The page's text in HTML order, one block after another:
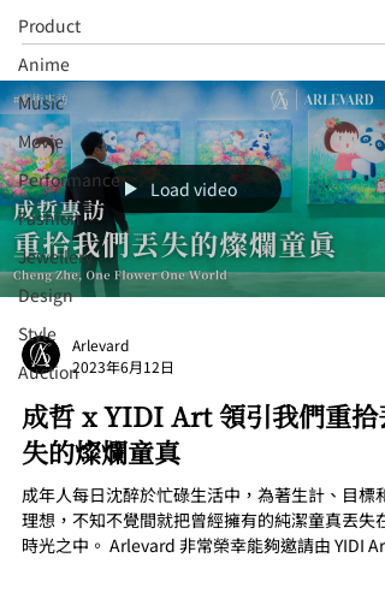
⁠⁠Product
Anime
Music
⁠⁠Movie
⁠⁠Performance
⁠Fashion
⁠⁠Jewellery
Design
Style
Auction
Load video
Arlevard
2023年6月12日
成哲 x YIDI Art 領引我們重拾丟
失的燦爛童真
成年人每日沈醉於忙碌生活中，為著生計、目標和
理想，不知不覺間就把曾經擁有的純潔童真丟失在
時光之中。 Arlevard 非常榮幸能夠邀請由 YIDI Art